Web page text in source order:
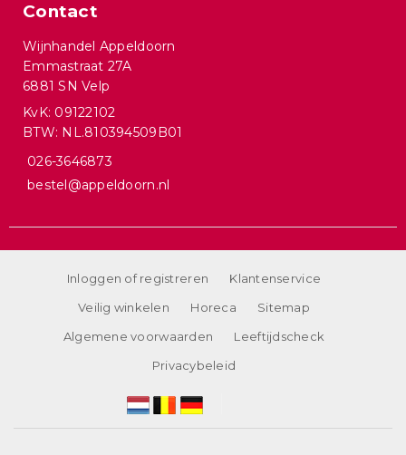
Contact
Wijnhandel Appeldoorn
Emmastraat 27A
6881 SN Velp
KvK: 09122102
BTW: NL.810394509B01
026-3646873
bestel@appeldoorn.nl
Inloggen of registreren
Klantenservice
Veilig winkelen
Horeca
Sitemap
Algemene voorwaarden
Leeftijdscheck
Privacybeleid